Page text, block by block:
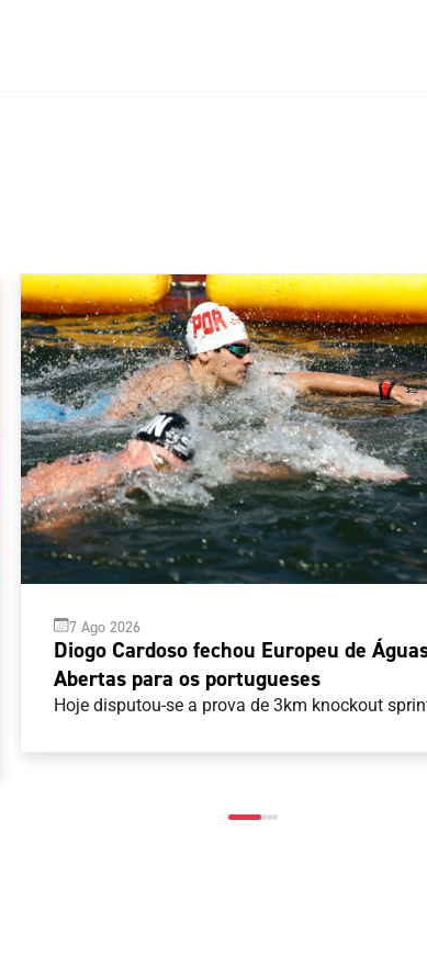
7 Ago 2026
Diogo Cardoso fechou Europeu de
Abertas para os portugueses
Hoje disputou-se a prova de 3km knockout